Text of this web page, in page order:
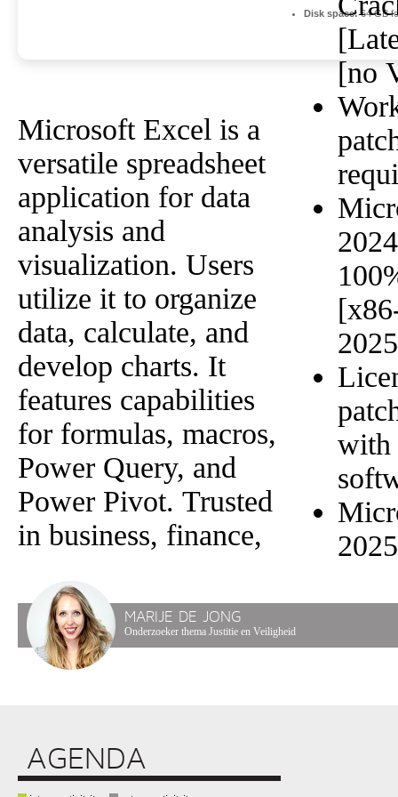
Disk space:64 GB
Microsoft Excel is a
versatile spreadsheet
application for data
analysis and
visualization. Users
utilize it to organize
data, calculate, and
develop charts. It
features capabilities
for formulas, macros,
Power Query, and
Power Pivot. Trusted
in business, finance,
[no
2025
with
MARIJE DE JONG
Onderzoeker thema Justitie en Veiligheid
AGENDA